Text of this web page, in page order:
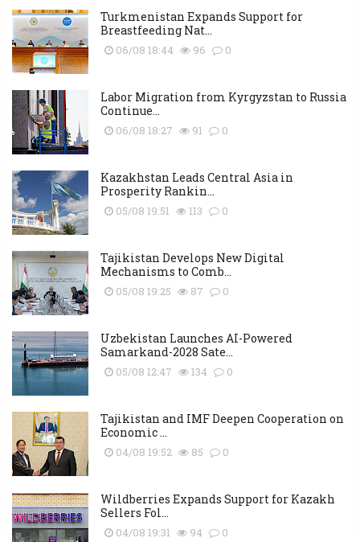
Turkmenistan Expands Support for
Breastfeeding Nat...
06/08 18:44 96 0
Labor Migration from Kyrgyzstan to Russia
Continue...
06/08 18:27 91 0
Kazakhstan Leads Central Asia in
Prosperity Rankin...
05/08 19:51 113 0
Tajikistan Develops New Digital
Mechanisms to Comb...
05/08 19:25 87 0
Uzbekistan Launches AI-Powered
Samarkand-2028 Sate...
05/08 12:47 134 0
Tajikistan and IMF Deepen Cooperation on
Economic ...
04/08 19:52 85 0
Wildberries Expands Support for Kazakh
Sellers Fol...
04/08 19:31 94 0